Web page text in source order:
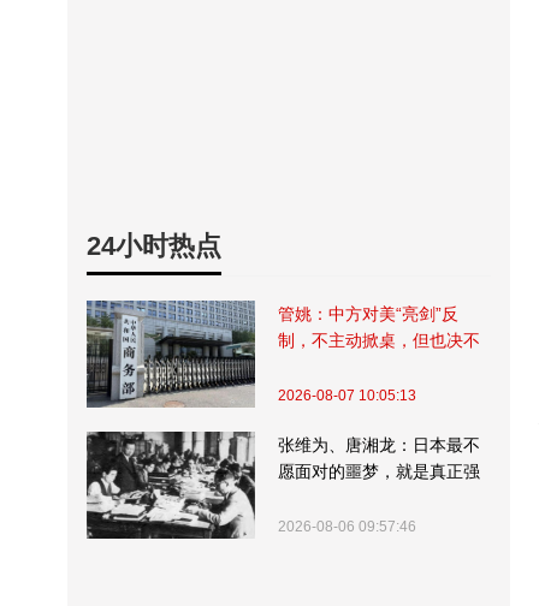
24小时热点
管姚：中方对美“亮剑”反
制，不主动掀桌，但也决不
2026-08-07 10:05:13
张维为、唐湘龙：日本最不
愿面对的噩梦，就是真正强
2026-08-06 09:57:46